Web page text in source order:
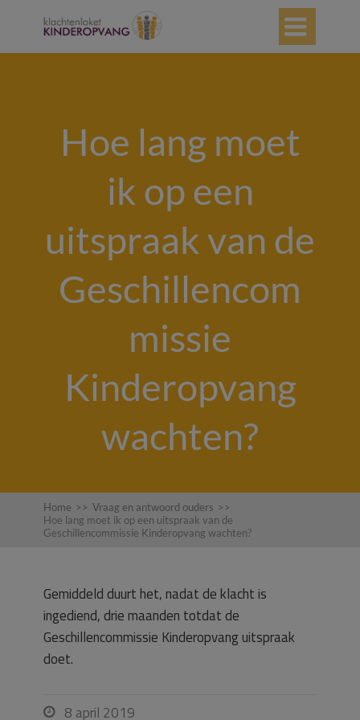

Hoe lang moet
ik op een
uitspraak van de
Geschillencom
missie
Kinderopvang
wachten?
Home >> Vraag en antwoord ouders >>
Hoe lang moet ik op een uitspraak van de
Geschillencommissie Kinderopvang wachten?
Gemiddeld duurt het, nadat de klacht is
ingediend, drie maanden totdat de
Geschillencommissie Kinderopvang uitspraak
doet.
 8 april 2019